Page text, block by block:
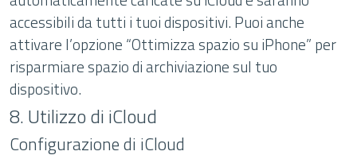
accessibili da tutti i tuoi dispositivi. Puoi anche
attivare l’opzione “Ottimizza spazio su iPhone” per
risparmiare spazio di archiviazione sul tuo
dispositivo.
8. Utilizzo di iCloud
Configurazione di iCloud